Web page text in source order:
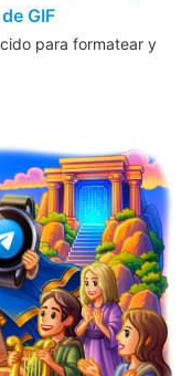
GIF
para formatear y